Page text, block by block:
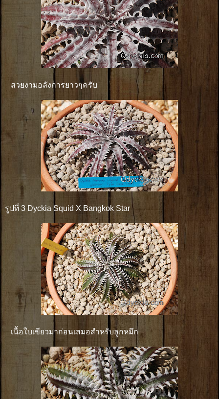
สวยงามอลังการยาวๆครับ
รูปที่ 3 Dyckia Squid X Bangkok Star
เนื้อใบเขียวมาก่อนเสมอสำหรับลูกหมึก